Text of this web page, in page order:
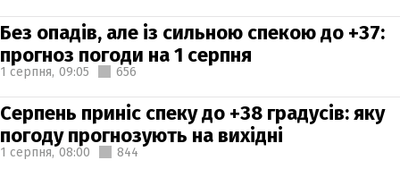
Без опадів, але із сильною спекою до +37:
прогноз погоди на 1 серпня
1 серпня, 09:05 656
Серпень приніс спеку до +38 градусів: яку
погоду прогнозують на вихідні
1 серпня, 08:00 844